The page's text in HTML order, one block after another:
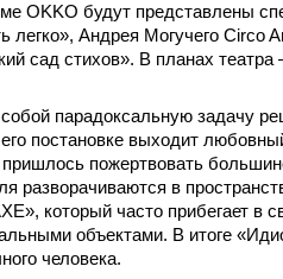
OKKO будут представлены
легко», Андрея Могучего Circo
сад стихов». В планах
парадоксальную задачу
постановке выходит
пожертвовать
разворачиваются в
который часто прибегает в
объектами. В итоге
человека.